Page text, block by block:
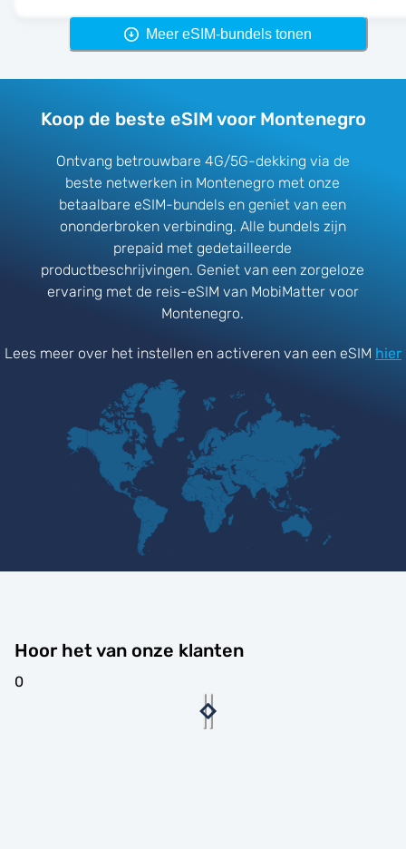
Meer eSIM-bundels tonen
Koop de beste eSIM voor Montenegro
Ontvang betrouwbare 4G/5G-dekking via de
beste netwerken in Montenegro met onze
betaalbare eSIM-bundels en geniet van een
ononderbroken verbinding. Alle bundels zijn
prepaid met gedetailleerde
productbeschrijvingen. Geniet van een zorgeloze
ervaring met de reis-eSIM van MobiMatter voor
Montenegro.
Lees meer over het instellen en activeren van een eSIM hier
Hoor het van onze klanten
0